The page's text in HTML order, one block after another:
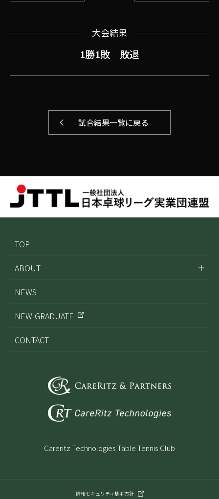
大会結果
1勝1敗 敗退
試合結果一覧に戻る
TOP
ABOUT
NEWS
NEW-GRADUATE
CONTACT
Careritz Technologies Table Tennis Club
情報セキュリティ基本方針